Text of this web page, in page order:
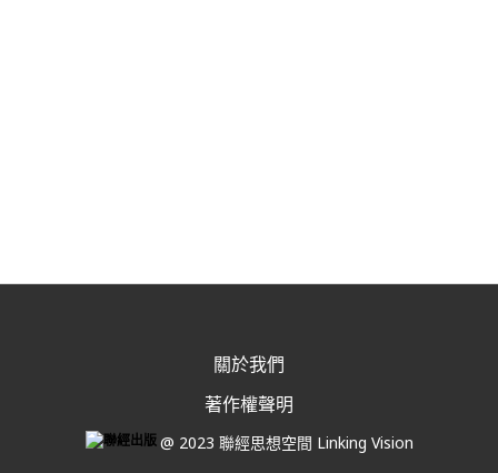
關於我們
著作權聲明
@ 2023 聯經思想空間 Linking Vision